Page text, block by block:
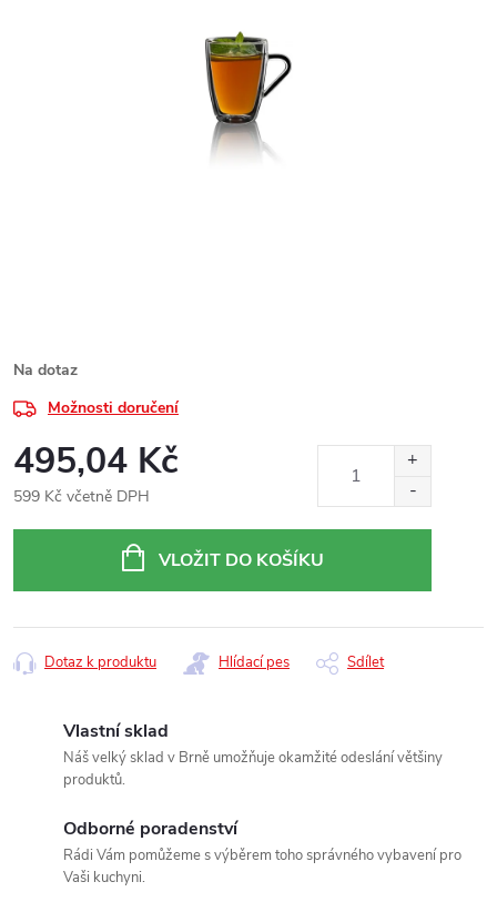
Na dotaz
Možnosti doručení
495,04 Kč
599 Kč včetně DPH
VLOŽIT DO KOŠÍKU
Dotaz k produktu Hlídací pes Sdílet
Vlastní sklad
Náš velký sklad v Brně umožňuje okamžité odeslání většiny
produktů.
Odborné poradenství
Rádi Vám pomůžeme s výběrem toho správného vybavení pro
Vaši kuchyni.